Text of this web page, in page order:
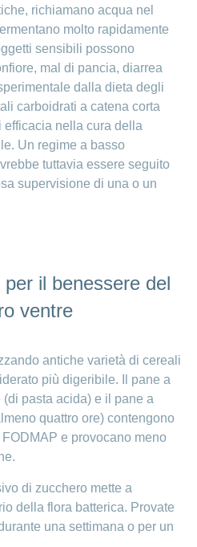
richiamano acqua nel
molto rapidamente
sensibili possono
mal di pancia, diarrea
dalla dieta degli
carboidrati a catena corta
efficacia nella cura della
Un regime a basso
tuttavia essere seguito
supervisione di una o un
il benessere del
ventre
antiche varietà di cereali
più digeribile. Il pane a
(di pasta acida) e il pane a
quattro ore) contengono
e provocano meno
di zucchero mette a
della flora batterica. Provate
una settimana o per un